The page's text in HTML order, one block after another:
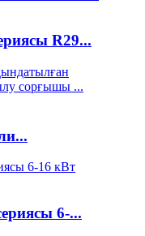
R29...
6-...